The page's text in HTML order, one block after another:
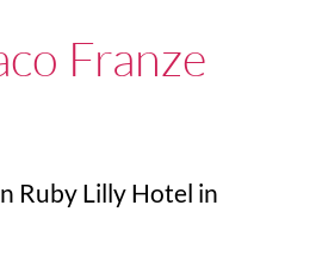
Franze
Ruby Lilly Hotel in